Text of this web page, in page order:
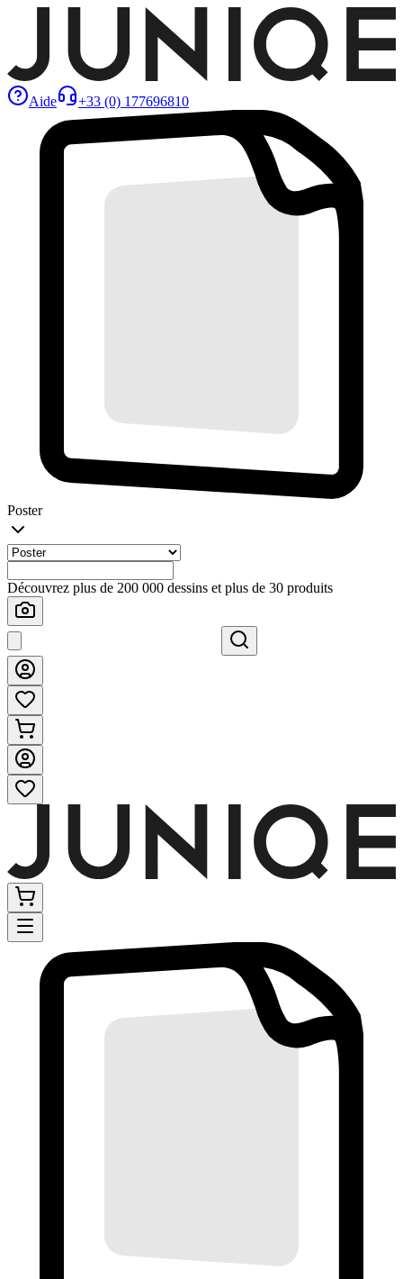
Aide +33 (0) 177696810
Poster
Découvrez plus de 200 000 dessins et plus de 30 produits